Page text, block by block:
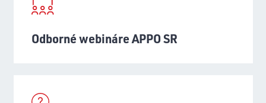
Odborné webináre APPO SR